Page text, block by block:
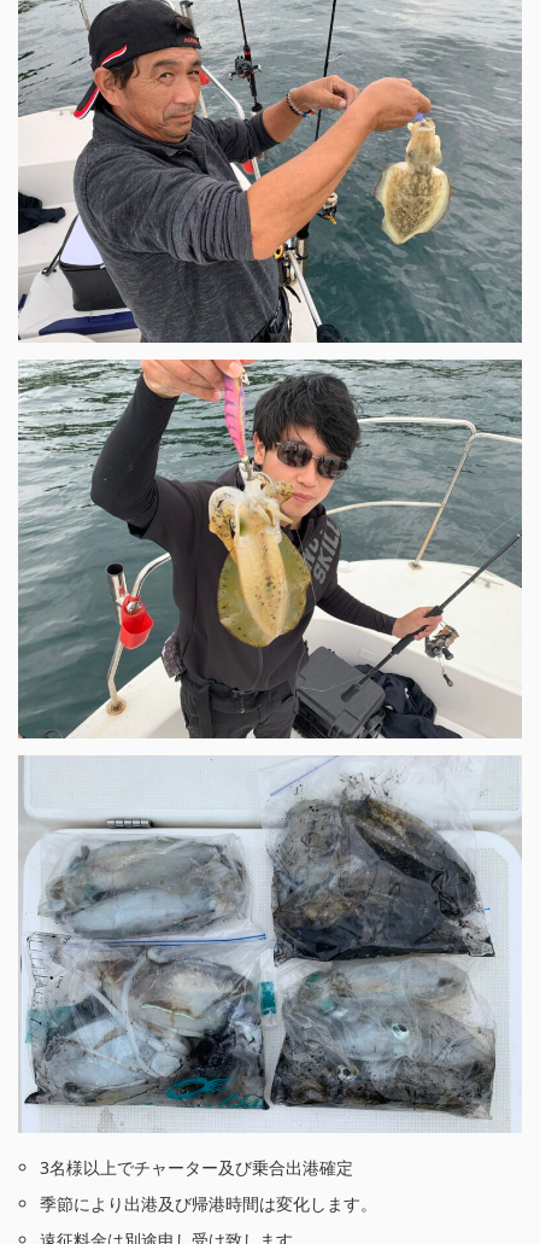
3名様以上でチャーター及び乗合出港確定
季節により出港及び帰港時間は変化します。